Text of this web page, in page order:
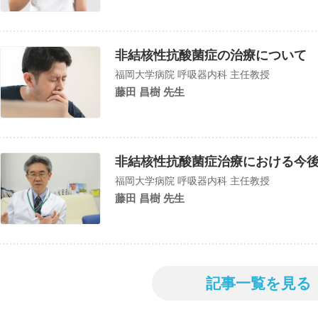
非結核性抗酸菌症の治療について
福岡大学病院 呼吸器内科 主任教授
藤田 昌樹 先生
非結核性抗酸菌症治療における今
福岡大学病院 呼吸器内科 主任教授
藤田 昌樹 先生
記事一覧を見る